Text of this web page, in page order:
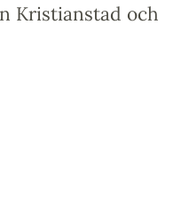
Kristianstad och